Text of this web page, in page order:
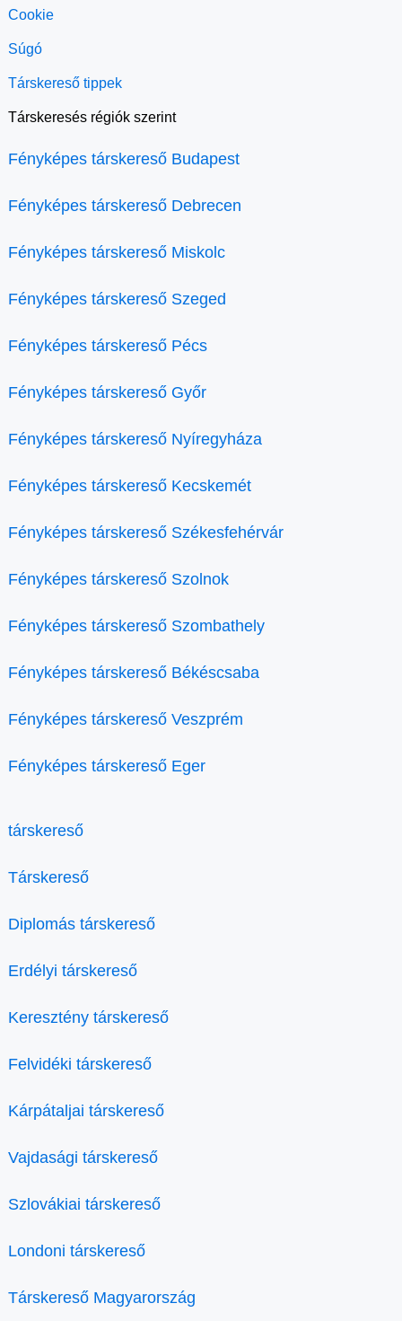
Cookie
Súgó
Társkereső tippek
Társkeresés régiók szerint
Fényképes társkereső Budapest
Fényképes társkereső Debrecen
Fényképes társkereső Miskolc
Fényképes társkereső Szeged
Fényképes társkereső Pécs
Fényképes társkereső Győr
Fényképes társkereső Nyíregyháza
Fényképes társkereső Kecskemét
Fényképes társkereső Székesfehérvár
Fényképes társkereső Szolnok
Fényképes társkereső Szombathely
Fényképes társkereső Békéscsaba
Fényképes társkereső Veszprém
Fényképes társkereső Eger
társkereső
Társkereső
Diplomás társkereső
Erdélyi társkereső
Keresztény társkereső
Felvidéki társkereső
Kárpátaljai társkereső
Vajdasági társkereső
Szlovákiai társkereső
Londoni társkereső
Társkereső Magyarország